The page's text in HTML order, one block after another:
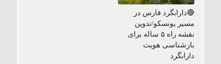
🔴دارابگرد فارس در
مسیر یونسکو/تدوین
نقشه راه ۵ ساله برای
بازشناسی هویت
دارابگرد